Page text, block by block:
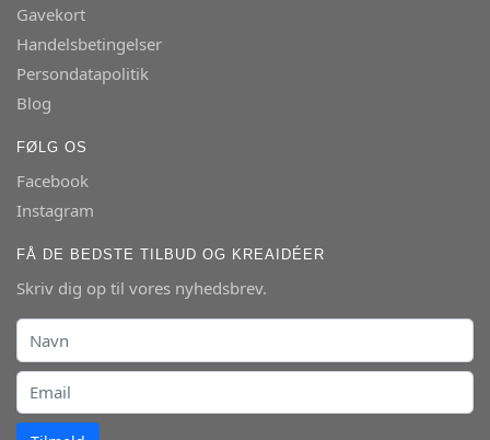
Gavekort
Handelsbetingelser
Persondatapolitik
Blog
FØLG OS
Facebook
Instagram
FÅ DE BEDSTE TILBUD OG KREAIDÉER
Skriv dig op til vores nyhedsbrev.